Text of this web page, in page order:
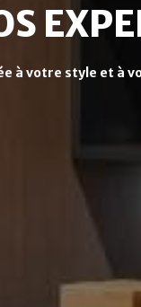
à votre style et à